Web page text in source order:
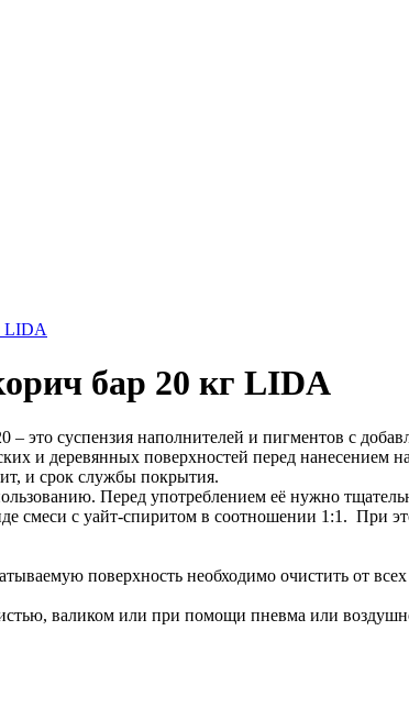
LIDA
бар 20 кг LIDA
суспензия наполнителей и пигментов с
и деревянных поверхностей перед
и срок службы покрытия.
Перед употреблением её нужно
смеси с уайт-спиритом в соотношении 1:1. При
поверхность необходимо очистить от
валиком или при помощи пневма или